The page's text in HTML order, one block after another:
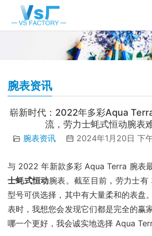
腕表资讯
崭新时代：2022年多彩Aqua
流，劳力士蚝式恒动腕表
腕表资讯 2024年1月20日 下
与 2022 年新款多彩 Aqua Terra 腕表
士蚝式恒动腕表。截至目前，劳力士
型号可供选择，其中有大量柔和的表盘
表时，我想您会发现它们都是完全的赢
哪一个更好，我会诚实地选择 Aqua